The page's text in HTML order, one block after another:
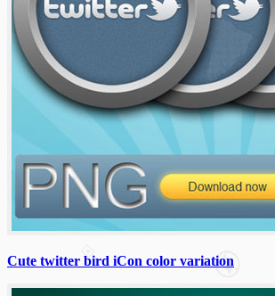
Cute twitter bird iCon color variation